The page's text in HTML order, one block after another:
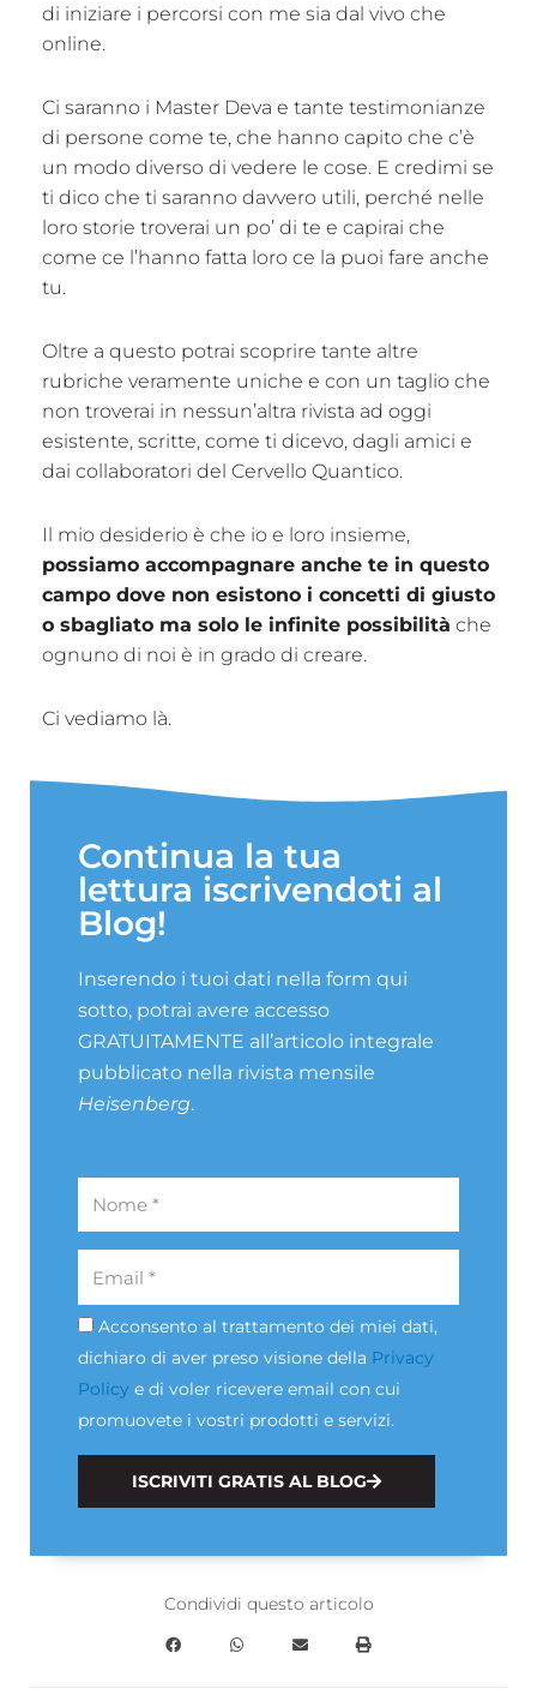
di iniziare i percorsi con me sia dal vivo che
online.
Ci saranno i Master Deva e tante testimonianze
di persone come te, che hanno capito che c’è
un modo diverso di vedere le cose. E credimi se
ti dico che ti saranno davvero utili, perché nelle
loro storie troverai un po’ di te e capirai che
come ce l’hanno fatta loro ce la puoi fare anche
tu.
Oltre a questo potrai scoprire tante altre
rubriche veramente uniche e con un taglio che
non troverai in nessun’altra rivista ad oggi
esistente, scritte, come ti dicevo, dagli amici e
dai collaboratori del Cervello Quantico.
Il mio desiderio è che io e loro insieme,
possiamo accompagnare anche te in questo
campo dove non esistono i concetti di giusto
o sbagliato ma solo le infinite possibilità che
ognuno di noi è in grado di creare.
Ci vediamo là.
Continua la tua
lettura iscrivendoti al
Blog!
Inserendo i tuoi dati nella form qui
sotto, potrai avere accesso
GRATUITAMENTE all’articolo integrale
pubblicato nella rivista mensile
Heisenberg.
Privacy
Acconsento al trattamento dei miei dati,
dichiaro di aver preso visione della Privacy
Policy e di voler ricevere email con cui
promuovete i vostri prodotti e servizi.
ISCRIVITI GRATIS AL BLOG
Condividi questo articolo